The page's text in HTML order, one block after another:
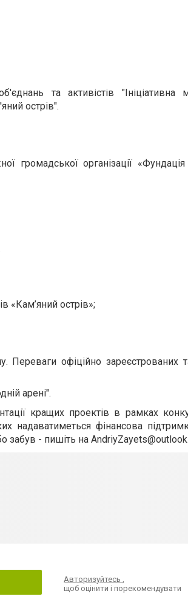
та активістів "Ініціативна
острів".
громадської організації «Фундація
«Кам’яний острів»;
Переваги офіційно зареєстрованих
арені".
кращих проектів в рамках
надаватиметься фінансова
забув - пишіть на
Авторизуйтесь,
щоб оцінити і порекомендувати